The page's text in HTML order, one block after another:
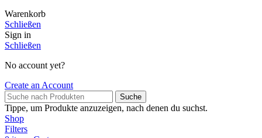
Warenkorb
Schließen
Sign in
Schließen
No account yet?
Create an Account
Suche
Tippe, um Produkte anzuzeigen, nach denen du suchst.
Shop
Filters